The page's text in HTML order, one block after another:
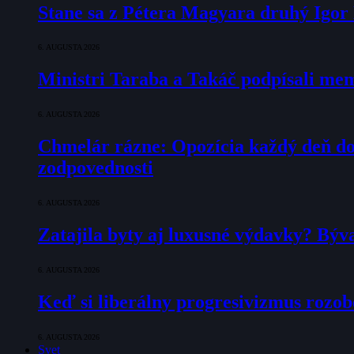
Stane sa z Pétera Magyara druhý
6. AUGUSTA 2026
Ministri Taraba a Takáč podpísali
6. AUGUSTA 2026
Chmelár rázne: Opozícia každý deň
zodpovednosti
6. AUGUSTA 2026
Zatajila byty aj luxusné výdavky?
6. AUGUSTA 2026
Keď si liberálny progresivizmus
6. AUGUSTA 2026
Svet